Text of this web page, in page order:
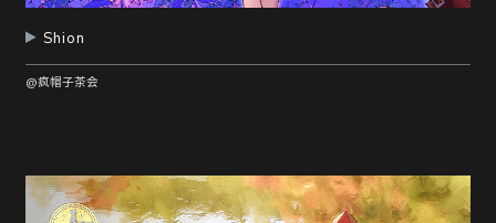
Shion
@疯帽子茶会